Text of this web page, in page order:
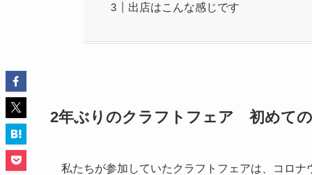
出店はこんな感じです
2年ぶりのクラフトフェア 初めて
私たちが参加していたクラフトフェアは、コロナ